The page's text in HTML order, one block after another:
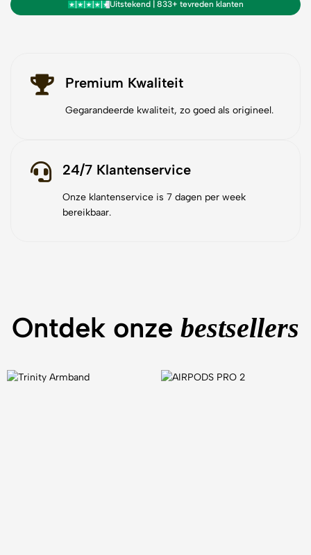
Uitstekend | 833+ tevreden klanten
Premium Kwaliteit
Gegarandeerde kwaliteit, zo goed als origineel.
24/7 Klantenservice
Onze klantenservice is 7 dagen per week
bereikbaar.
Ontdek onze bestsellers